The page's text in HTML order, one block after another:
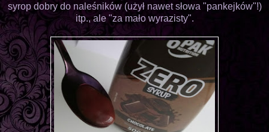
syrop dobry do naleśników (użył nawet słowa "pankejków"!)
itp., ale "za mało wyrazisty".